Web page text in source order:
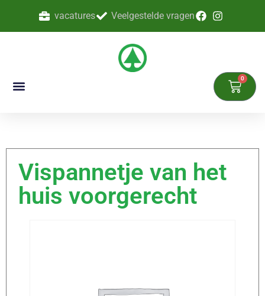
vacatures Veelgestelde vragen
0
Vispannetje van het
huis voorgerecht